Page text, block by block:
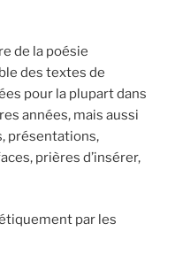
de la poésie
des textes de
pour la plupart dans
années, mais aussi
présentations,
prières d’insérer,
par les